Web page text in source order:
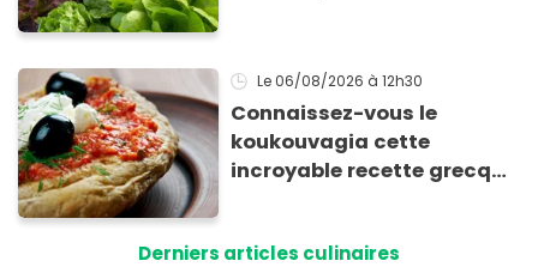
Le 06/08/2026 à 12h30
Connaissez-vous le
koukouvagia cette
incroyable recette grecque
Derniers articles culinaires